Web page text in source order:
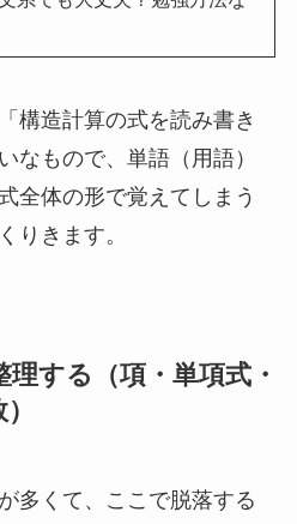
構造計算の式を読み書き
なもので、単語（用語）
全体の形で覚えてしまう
りきます。
する（項・単項式・
多くて、ここで脱落する